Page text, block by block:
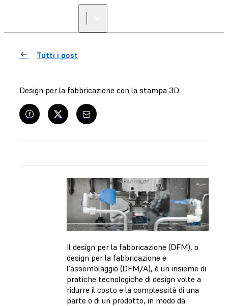
Tutti i post
Design per la fabbricazione con la stampa 3D
Il design per la fabbricazione (DFM), o
design per la fabbricazione e
l'assemblaggio (DFM/A), è un insieme di
pratiche tecnologiche di design volte a
ridurre il costo e la complessità di una
parte o di un prodotto, in modo da